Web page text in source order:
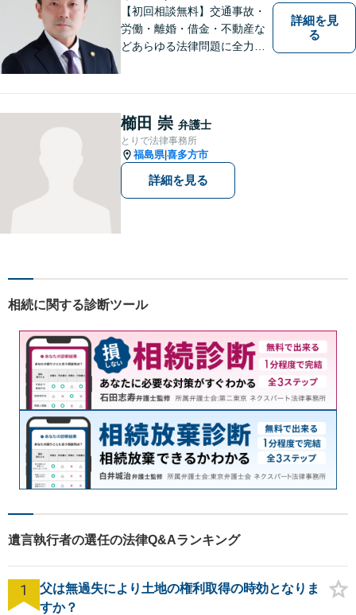
【初回相談無料】交通事故・
労働・離婚・借金・不動産な
どあらゆる法律問題に全力を
くことを最も重視ししていま
す。お困りの方はまずはご相
談ください。
詳細を見
る
櫛田 崇 弁護士
とりで法律事務所
福島県|喜多方市
詳細を見る
相続に関する診断ツール
遺言執行者の選任の法律Q&Aランキング
1
父は無過失により土地の権利取得の時効となりま
すか？